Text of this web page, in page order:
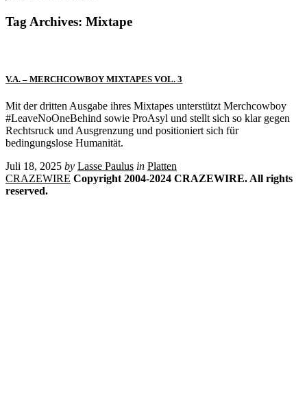
Tag Archives: Mixtape
V.A. – MERCHCOWBOY MIXTAPES VOL. 3
Mit der dritten Ausgabe ihres Mixtapes unterstützt Merchcowboy
#LeaveNoOneBehind sowie ProAsyl und stellt sich so klar gegen
Rechtsruck und Ausgrenzung und positioniert sich für
bedingungslose Humanität.
Juli 18, 2025 by Lasse Paulus in Platten
CRAZEWIRE Copyright 2004-2024 CRAZEWIRE. All rights
reserved.